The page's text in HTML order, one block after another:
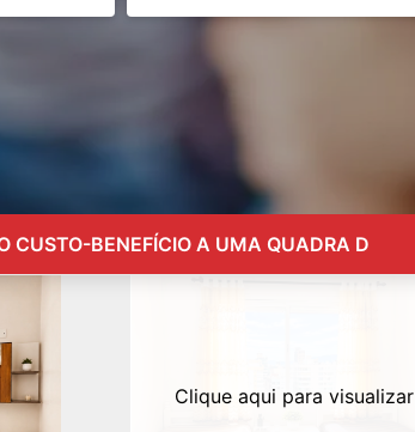
CUSTO-BENEFÍCIO A UMA QUADRA D
Clique aqui para visualizar